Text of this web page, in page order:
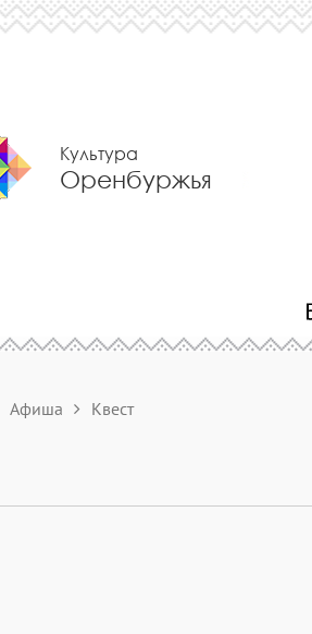
Культура
Оренбуржья
Афиша Квест